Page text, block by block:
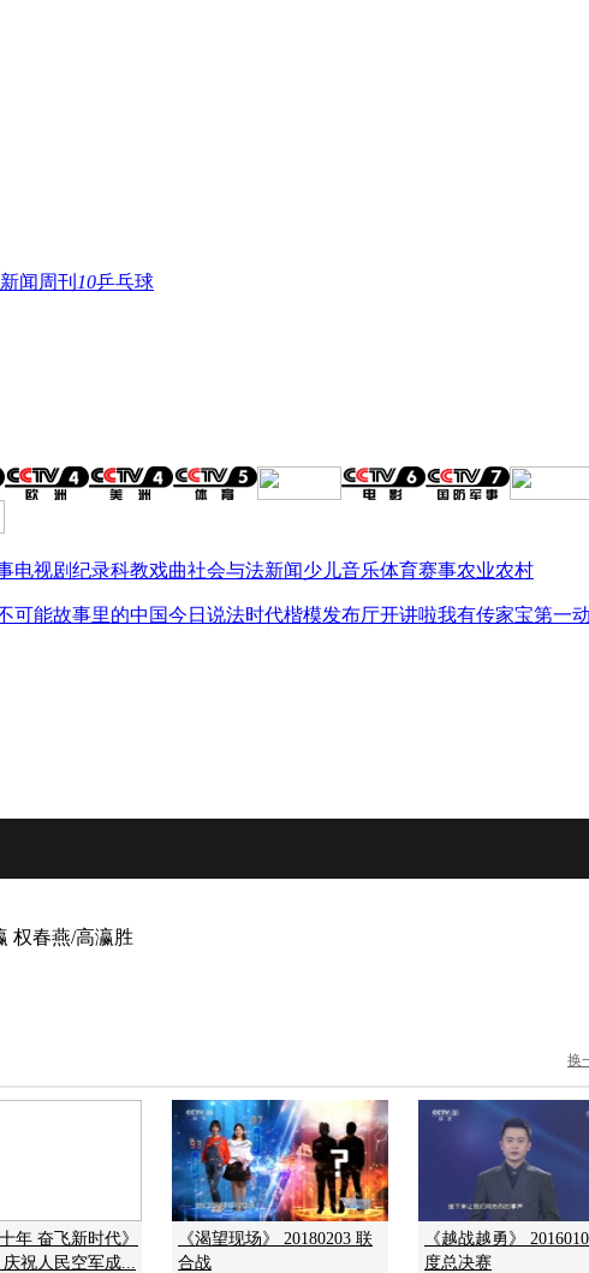
新闻周刊 10乒乓球
电视剧纪录科教戏曲社会与法新闻少儿音乐体育赛事农业农村
可能故事里的中国今日说法时代楷模发布厅开讲啦我有传家宝第一
权春燕/高瀛胜
换
年 奋飞新时代》
庆祝人民空军成...
《渴望现场》 20180203 联
合战
《越战越勇》
度总决赛